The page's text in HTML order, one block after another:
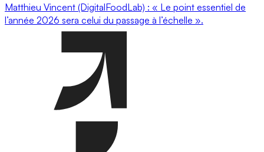
Matthieu Vincent (DigitalFoodLab) : « Le point essentiel de
l’année 2026 sera celui du passage à l’échelle ».